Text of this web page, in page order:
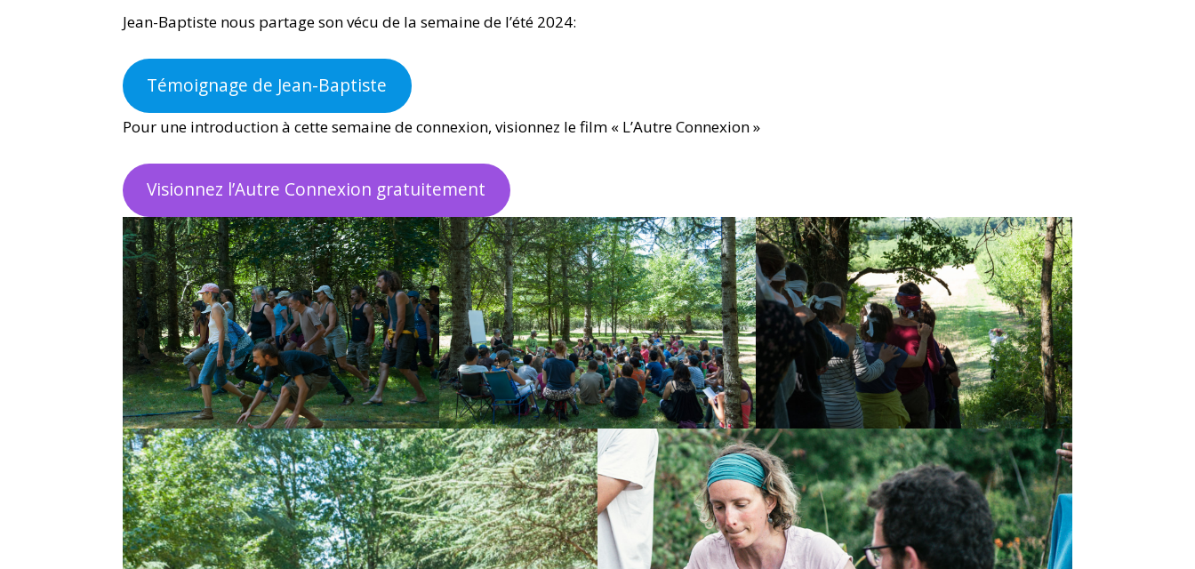
Jean-Baptiste nous partage son vécu de la semaine de l’été 2024:
Témoignage de Jean-Baptiste
Pour une introduction à cette semaine de connexion, visionnez le film « L’Autre Connexion »
Visionnez l’Autre Connexion gratuitement